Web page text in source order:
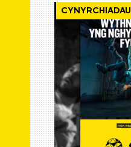
CYNYRCHIADAU